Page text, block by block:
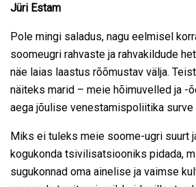
Jüri Estam
Pole mingi saladus, nagu eelmisel
soomeugri rahvaste ja rahvakildude
näe laias laastus rõõmustav välja.
näiteks marid – meie hõimuvelled ja -
aega jõulise venestamispoliitika surve
Miks ei tuleks meie soome-ugri suurt
kogukonda tsivilisatsiooniks pidada,
sugukonnad oma ainelise ja vaimse